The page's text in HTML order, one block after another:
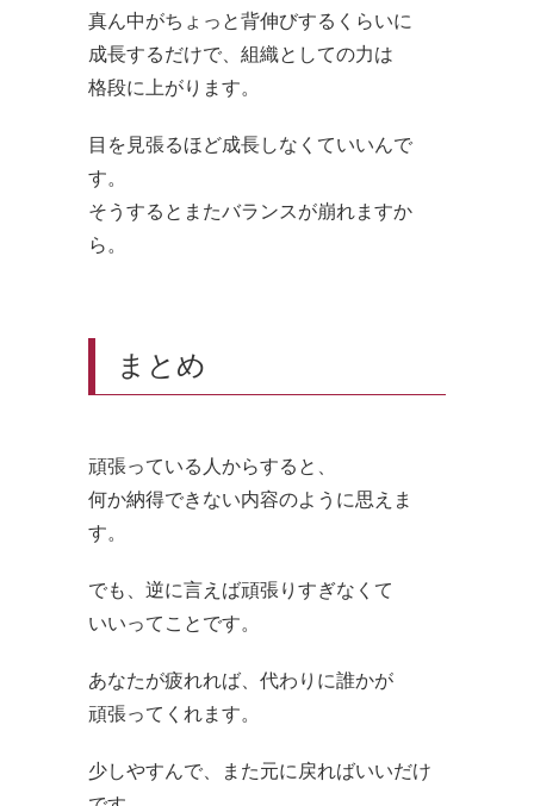
真ん中がちょっと背伸びするくらいに
成長するだけで、組織としての力は
格段に上がります。
目を見張るほど成長しなくていいんで
す。
そうするとまたバランスが崩れますか
ら。
まとめ
頑張っている人からすると、
何か納得できない内容のように思えま
す。
でも、逆に言えば頑張りすぎなくて
いいってことです。
あなたが疲れれば、代わりに誰かが
頑張ってくれます。
少しやすんで、また元に戻ればいいだけ